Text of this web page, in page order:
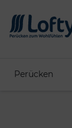
Perücken